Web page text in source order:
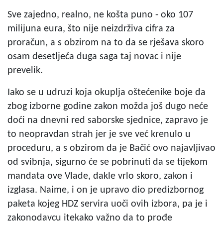
Sve zajedno, realno, ne košta puno - oko 107
milijuna eura, što nije neizdrživa cifra za
proračun, a s obzirom na to da se rješava skoro
osam desetljeća duga saga taj novac i nije
prevelik.
Iako se u udruzi koja okuplja oštećenike boje da
zbog izborne godine zakon možda još dugo neće
doći na dnevni red saborske sjednice, zapravo je
to neopravdan strah jer je sve već krenulo u
proceduru, a s obzirom da je Bačić ovo najavljivao
od svibnja, sigurno će se pobrinuti da se tijekom
mandata ove Vlade, dakle vrlo skoro, zakon i
izglasa. Naime, i on je upravo dio predizbornog
paketa kojeg HDZ servira uoči ovih izbora, pa je i
zakonodavcu itekako važno da to prođe